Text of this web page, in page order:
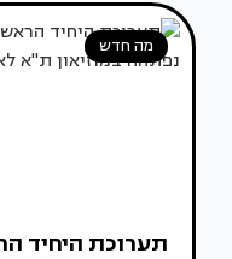
מה חדש
תערוכת היחיד